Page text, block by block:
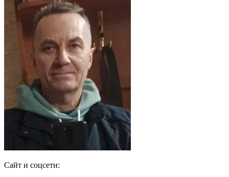
Сайт и соцсети: